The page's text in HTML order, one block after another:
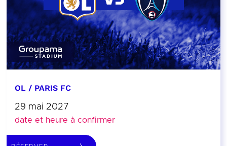
OL / PARIS FC
29 mai 2027
date et heure à confirmer